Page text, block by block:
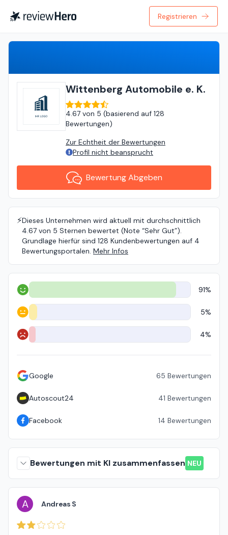
Registrieren
Wittenberg Automobile e. K.
4.67 von 5 (basierend auf 128
Bewertungen)
Zur Echtheit der Bewertungen
Profil nicht beansprucht
Bewertung Abgeben
⚡️Dieses Unternehmen wird aktuell mit durchschnittlich
4.67 von 5 Sternen bewertet (Note “Sehr Gut”).
Grundlage hierfür sind 128 Kundenbewertungen auf 4
Bewertungsportalen. Mehr Infos
Positiv 91%
Neutral 5%
Negativ 4%
Google 65 Bewertungen
Autoscout24 41 Bewertungen
Facebook 14 Bewertungen
Bewertungen mit KI zusammenfassen NEU
A Andreas S